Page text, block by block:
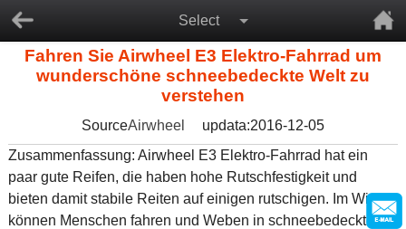
Select
Fahren Sie Airwheel E3 Elektro-Fahrrad um
wunderschöne schneebedeckte Welt zu
verstehen
SourceAirwheel
updata:2016-12-05
Zusammenfassung: Airwheel E3 Elektro-Fahrrad hat ein
paar gute Reifen, die haben hohe Rutschfestigkeit und
bieten damit stabile Reiten auf einigen rutschigen. Im Winter
können Menschen fahren und Weben in schneebedeckte